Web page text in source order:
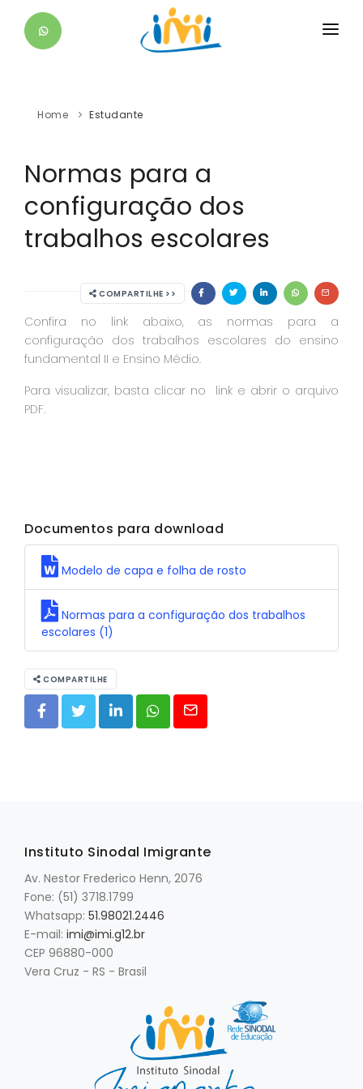
DIFERENCIAIS
SAIBA +
CONTATO
Home Estudante
Normas para a
configuração dos
trabalhos escolares
COMPARTILHE >>
Confira no link abaixo, as normas para a
configuração dos trabalhos escolares do ensino
fundamental II e Ensino Médio.
Para visualizar, basta clicar no link e abrir o arquivo
PDF.
Documentos para download
Modelo de capa e folha de rosto
Normas para a configuração dos trabalhos
escolares (1)
COMPARTILHE
Instituto Sinodal Imigrante
Av. Nestor Frederico Henn, 2076
Fone: (51) 3718.1799
Whatsapp: 51.98021.2446
E-mail: imi@imi.g12.br
CEP 96880-000
Vera Cruz - RS - Brasil